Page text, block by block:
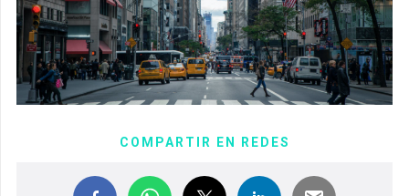
COMPARTIR EN REDES